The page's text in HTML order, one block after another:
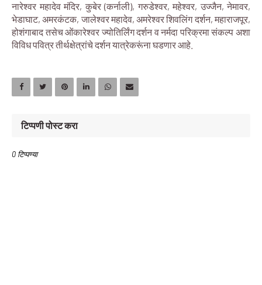
नारेश्वर महादेव मंदिर, कुबेर (कर्नाली), गरुडेश्वर, महेश्वर, उज्जैन, नेमावर,
भेडाघाट, अमरकंटक, जालेश्वर महादेव, अमरेश्वर शिवलिंग दर्शन, महाराजपूर,
होशंगाबाद तसेच ओंकारेश्वर ज्योतिर्लिंग दर्शन व नर्मदा परिक्रमा संकल्प अशा
विविध पवित्र तीर्थक्षेत्रांचे दर्शन यात्रेकरूंना घडणार आहे.
टिप्पणी पोस्ट करा
0 टिप्पण्या